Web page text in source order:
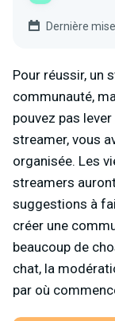
Dernière
Pour réussir, un
communauté,
pouvez pas
streamer, vous
organisée. Les
streamers
suggestions à
créer une
beaucoup de
chat, la
par où